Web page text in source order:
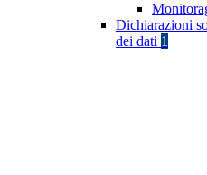
Dichiarazioni
dei dati 1